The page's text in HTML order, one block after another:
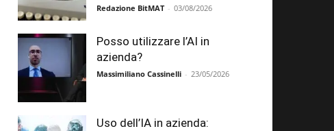
Redazione BitMAT - 03/08/2026
Posso utilizzare l’AI in
azienda?
Massimiliano Cassinelli - 23/05/2026
Uso dell’IA in azienda: